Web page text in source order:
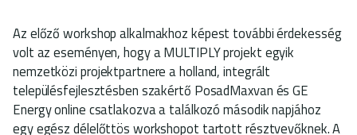
Az előző workshop alkalmakhoz képest további érdekesség
volt az eseményen, hogy a MULTIPLY projekt egyik
nemzetközi projektpartnere a holland, integrált
településfejlesztésben szakértő PosadMaxvan és GE
Energy online csatlakozva a találkozó második napjához
egy egész délelőttös workshopot tartott résztvevőknek. A